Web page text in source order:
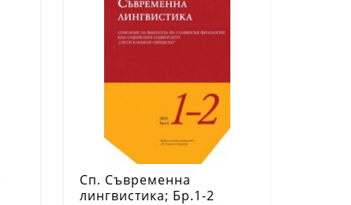
Сп. Съвременна
лингвистика; Бр.1-2